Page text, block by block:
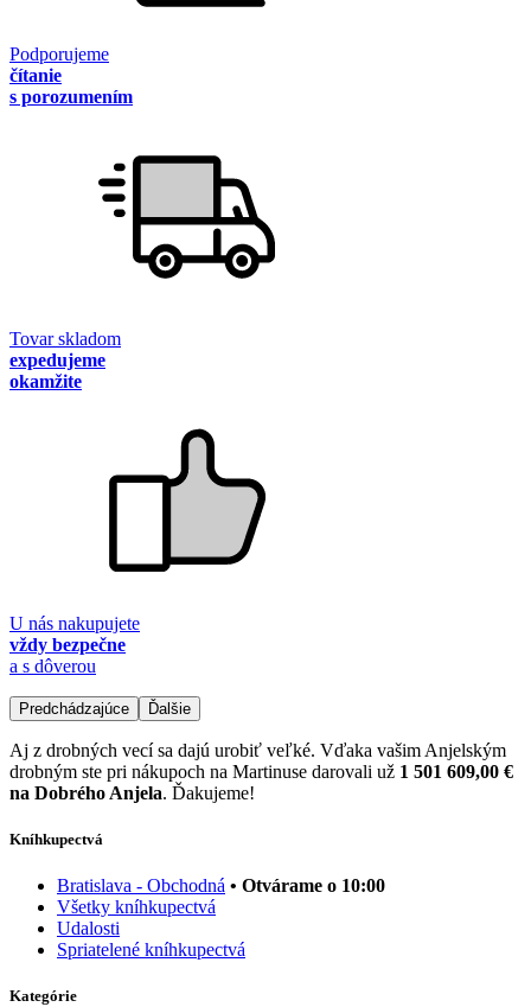
Podporujeme
čítanie
s porozumením
Tovar skladom
expedujeme
okamžite
U nás nakupujete
vždy bezpečne
a s dôverou
Predchádzajúce Ďalšie
Aj z drobných vecí sa dajú urobiť veľké. Vďaka vašim Anjelským
drobným ste pri nákupoch na Martinuse darovali už 1 501 609,00 €
na Dobrého Anjela. Ďakujeme!
Kníhkupectvá
Bratislava - Obchodná • Otvárame o 10:00
Všetky kníhkupectvá
Udalosti
Spriatelené kníhkupectvá
Kategórie